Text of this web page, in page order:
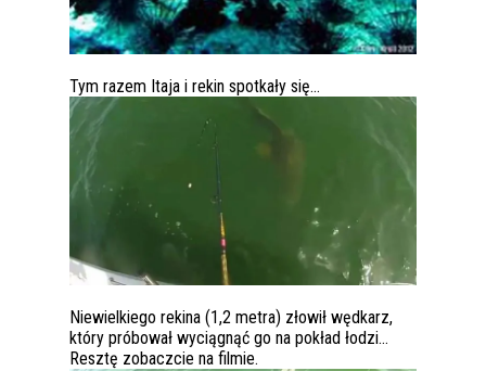
Tym razem Itaja i rekin spotkały się…
Niewielkiego rekina (1,2 metra) złowił wędkarz,
który próbował wyciągnąć go na pokład łodzi…
Resztę zobaczcie na filmie.